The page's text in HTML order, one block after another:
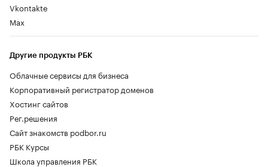
Vkontakte
Max
Другие продукты РБК
Облачные сервисы для бизнеса
Корпоративный регистратор доменов
Хостинг сайтов
Рег.решения
Сайт знакомств podbor.ru
РБК Курсы
Школа управления РБК